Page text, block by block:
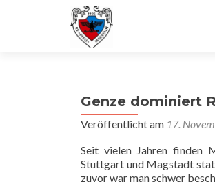
Genze dominiert
Veröffentlicht am 17.
Seit vielen Jahren finden
Stuttgart und Magstadt
zuvor war man schwer